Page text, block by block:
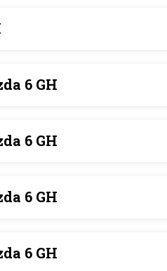
6 GH
6 GH
6 GH
6 GH